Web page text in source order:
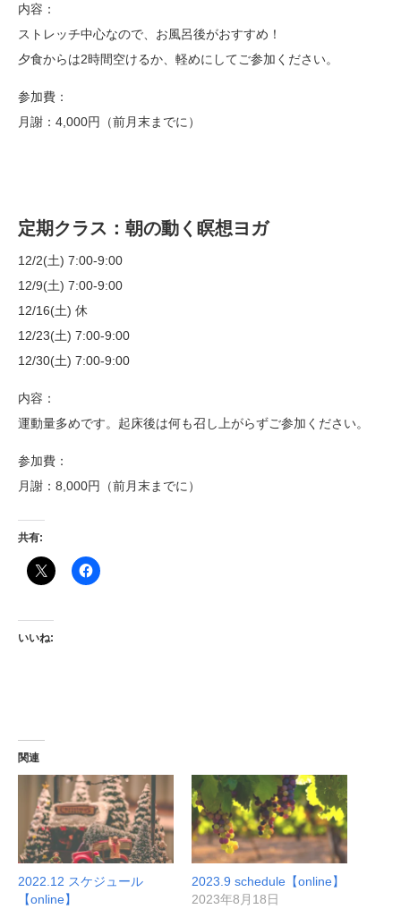
内容：
ストレッチ中心なので、お風呂後がおすすめ！
夕食からは2時間空けるか、軽めにしてご参加ください。
参加費：
月謝：4,000円（前月末までに）
定期クラス：朝の動く瞑想ヨガ
12/2(土) 7:00-9:00
12/9(土) 7:00-9:00
12/16(土) 休
12/23(土) 7:00-9:00
12/30(土) 7:00-9:00
内容：
運動量多めです。起床後は何も召し上がらずご参加ください。
参加費：
月謝：8,000円（前月末までに）
共有:
いいね:
関連
2022.12 スケジュール
【online】
2023.9 schedule【online】
2023年8月18日